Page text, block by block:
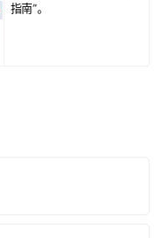
指南”。